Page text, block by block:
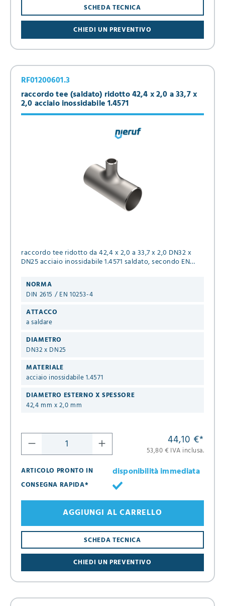
CHIEDI UN PREVENTIVO
SCHEDA TECNICA
raccordo tee (saldato) ridotto 42,4 x 2,0 a 33,7 x
2,0 acciaio inossidabile 1.4571
RF01200601.3
raccordo tee ridotto da 42,4 x 2,0 a 33,7 x 2,0 DN32 x
DN25 acciaio inossidabile 1.4571 saldato, secondo EN
NORMA
DIN 2615 / EN 10253-4
ATTACCO
a saldare
DIAMETRO
DN32 x DN25
MATERIALE
acciaio inossidabile 1.4571
DIAMETRO ESTERNO X SPESSORE
42,4 mm x 2,0 mm
44,10 €*
53,80 € IVA inclusa.
ARTICOLO PRONTO IN
disponibilità immediata
CONSEGNA RAPIDA*
CHIEDI UN PREVENTIVO
SCHEDA TECNICA
AGGIUNGI AL CARRELLO